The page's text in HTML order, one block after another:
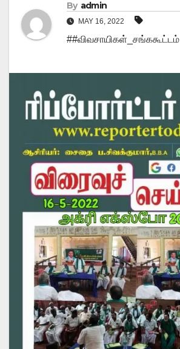
By admin
MAY 16, 2022
##விவசாயிகள்_சங்ககூட்டம்